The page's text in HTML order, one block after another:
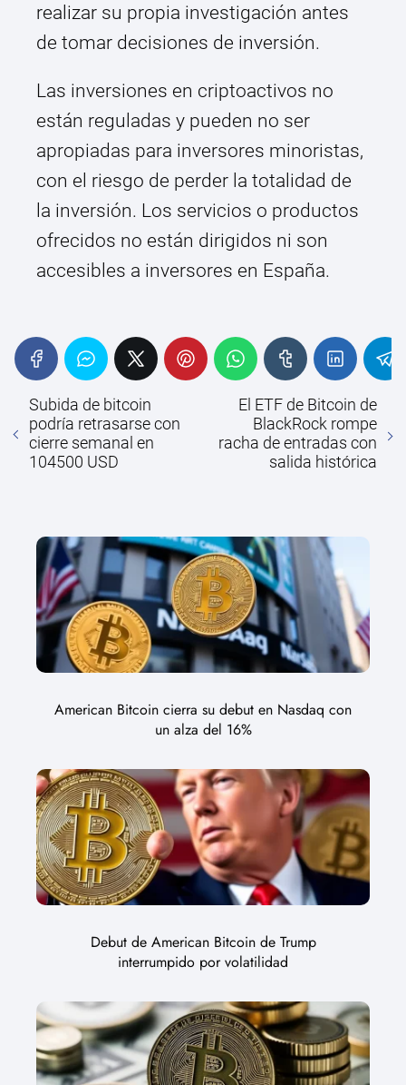
realizar su propia investigación antes
de tomar decisiones de inversión.
Las inversiones en criptoactivos no
están reguladas y pueden no ser
apropiadas para inversores minoristas,
con el riesgo de perder la totalidad de
la inversión. Los servicios o productos
ofrecidos no están dirigidos ni son
accesibles a inversores en España.
Subida de bitcoin
podría retrasarse con
cierre semanal en
104500 USD
El ETF de Bitcoin de
BlackRock rompe
racha de entradas con
salida histórica
American Bitcoin cierra su debut en Nasdaq con
un alza del 16%
Debut de American Bitcoin de Trump
interrumpido por volatilidad